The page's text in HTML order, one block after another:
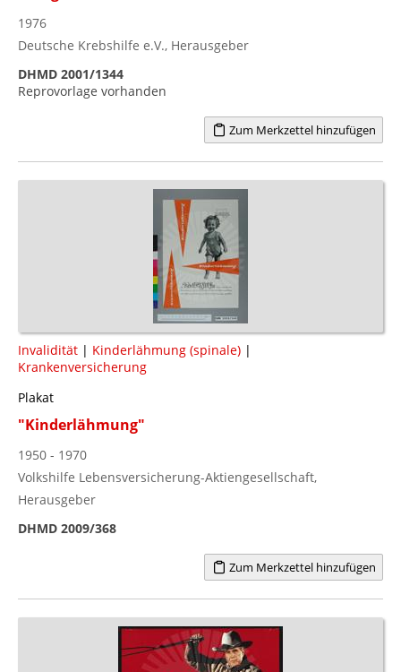
1976
Deutsche Krebshilfe e.V., Herausgeber
DHMD 2001/1344
Reprovorlage vorhanden
Zum Merkzettel hinzufügen
Invalidität | Kinderlähmung (spinale) |
Krankenversicherung
Plakat
"Kinderlähmung"
1950 - 1970
Volkshilfe Lebensversicherung-Aktiengesellschaft,
Herausgeber
DHMD 2009/368
Zum Merkzettel hinzufügen